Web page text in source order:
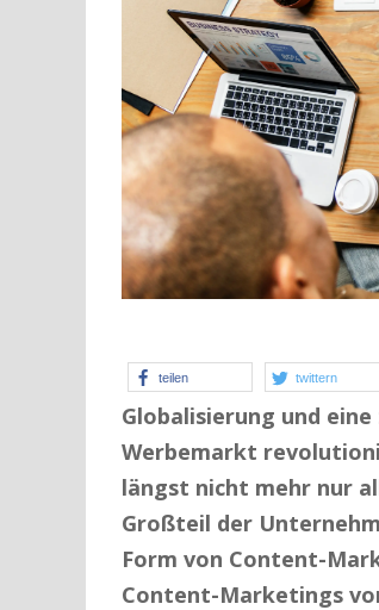
teilen twittern
Globalisierung und
Werbemarkt
längst nicht mehr nur
Großteil der
Form von Content-
Content-Marketings